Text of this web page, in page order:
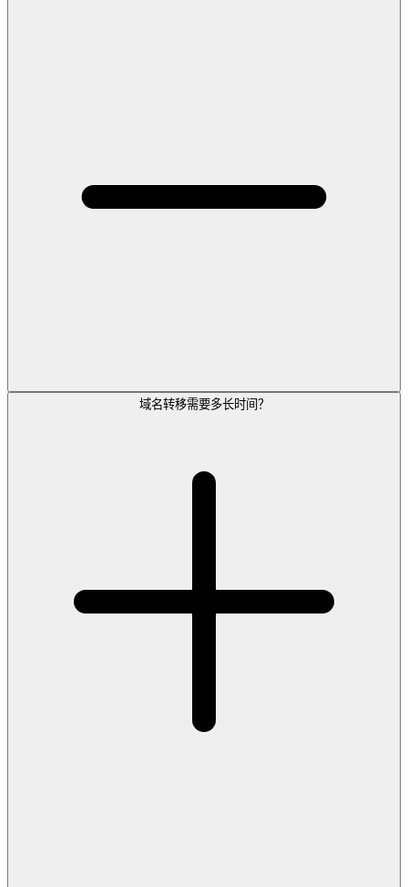
域名转移需要多长时间？